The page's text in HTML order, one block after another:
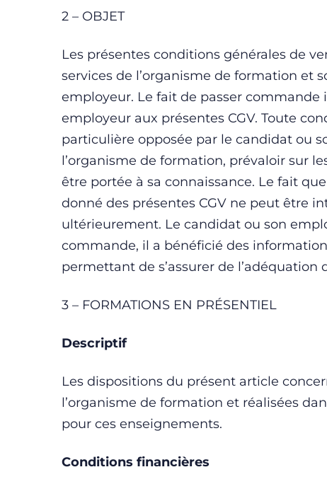
2 – OBJET
Les présentes conditions générales de
services de l’organisme de formation et
employeur. Le fait de passer commande
employeur aux présentes CGV. Toute
particulière opposée par le candidat ou
l’organisme de formation, prévaloir sur
être portée à sa connaissance. Le fait
donné des présentes CGV ne peut être
ultérieurement. Le candidat ou son
commande, il a bénéficié des
permettant de s’assurer de l’adéquation
3 – FORMATIONS EN PRÉSENTIEL
Descriptif
Les dispositions du présent article
l’organisme de formation et réalisées
pour ces enseignements.
Conditions financières